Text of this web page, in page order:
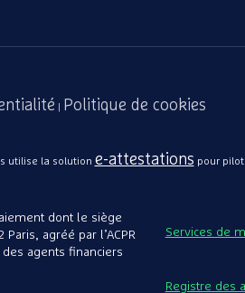
Politique de cookies
utilise la solution e-attestations pour
dont le siège
agréé par l’ACPR
agents financiers
Services de
Registre des